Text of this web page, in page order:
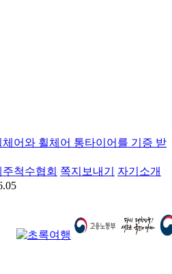
어와 휠체어 통타이어를 기증 받
주척수협회 쪽지보내기
자기소개